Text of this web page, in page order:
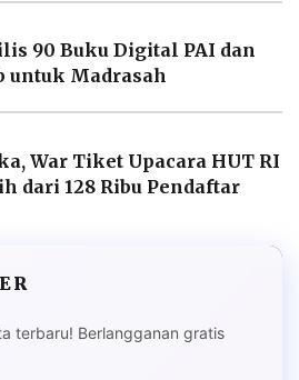
90 Buku Digital PAI dan
untuk Madrasah
War Tiket Upacara HUT RI
dari 128 Ribu Pendaftar
terbaru! Berlangganan gratis